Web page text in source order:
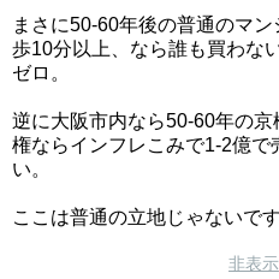
まさに50-60年後の普通のマ
歩10分以上、なら誰も買わな
ゼロ。
逆に大阪市内なら50-60年の
権ならインフレこみで1-2億
い。
ここは普通の立地じゃないです
非表示